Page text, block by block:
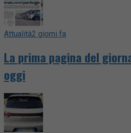
Attualità2 giorni fa
La prima pagina del
oggi